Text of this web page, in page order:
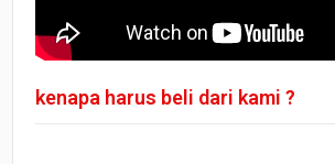
kenapa harus beli dari kami ?